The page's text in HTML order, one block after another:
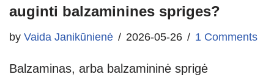
auginti balzaminines spriges?
by Vaida Janikūnienė 2026-05-26 1 Comments
Balzaminas, arba balzamininė sprigė